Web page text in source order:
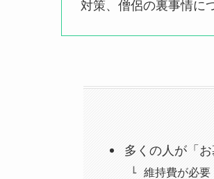
対策、僧侶の裏事情に
多くの人が「
維持費が必要